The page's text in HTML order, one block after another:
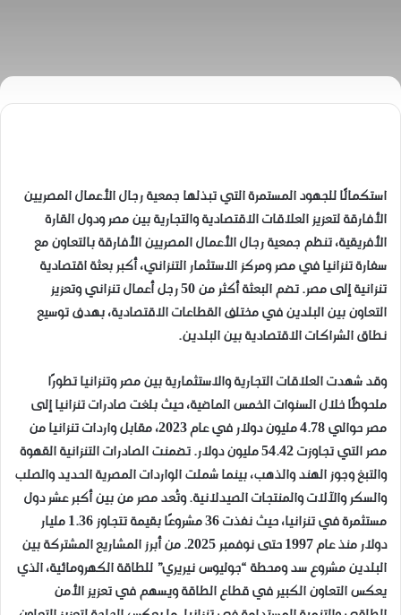
استكمالًا للجهود المستمرة التي تبذلها جمعية رجال الأعمال المصريين
الأفارقة لتعزيز العلاقات الاقتصادية والتجارية بين مصر ودول القارة
الأفريقية، تنظم جمعية رجال الأعمال المصريين الأفارقة بالتعاون مع
سفارة تنزانيا في مصر ومركز الاستثمار التنزاني، أكبر بعثة اقتصادية
تنزانية إلى مصر. تضم البعثة أكثر من 50 رجل أعمال تنزاني وتعزيز
التعاون بين البلدين في مختلف القطاعات الاقتصادية، بهدف توسيع
نطاق الشراكات الاقتصادية بين البلدين.
وقد شهدت العلاقات التجارية والاستثمارية بين مصر وتنزانيا تطورًا
ملحوظًا خلال السنوات الخمس الماضية، حيث بلغت صادرات تنزانيا إلى
مصر حوالي 4.78 مليون دولار في عام 2023، مقابل واردات تنزانيا من
مصر التي تجاوزت 54.42 مليون دولار. تضمنت الصادرات التنزانية القهوة
والتبغ وجوز الهند والذهب، بينما شملت الواردات المصرية الحديد والصلب
والسكر والآلات والمنتجات الصيدلانية. وتُعد مصر من بين أكبر عشر دول
مستثمرة في تنزانيا، حيث نفذت 36 مشروعًا بقيمة تتجاوز 1.36 مليار
دولار منذ عام 1997 حتى نوفمبر 2025. من أبرز المشاريع المشتركة بين
البلدين مشروع سد ومحطة “جوليوس نيريري” للطاقة الكهرومائية، الذي
يعكس التعاون الكبير في قطاع الطاقة ويسهم في تعزيز الأمن